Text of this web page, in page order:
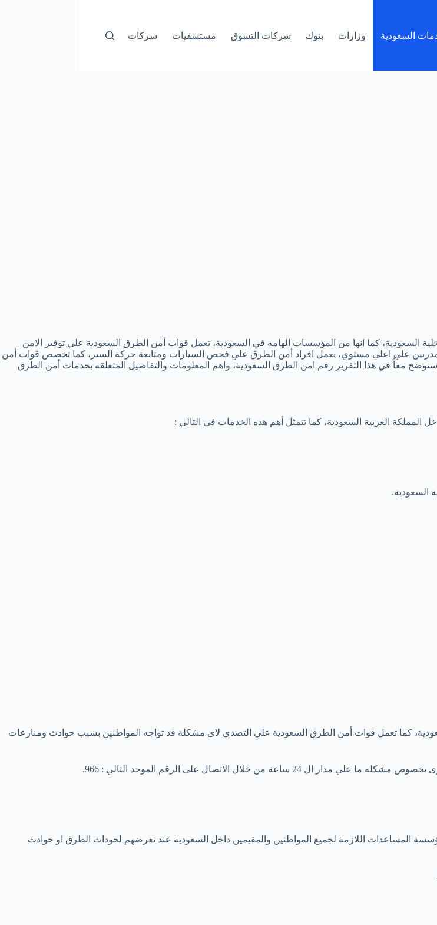
السعودية وزارات بنوك شركات التسوق مستشفيات شركات
السعودية، كما انها من المؤسسات الهامه في السعودية، تعمل قوات أمن الطرق السعودية علي توفير الامن
علي اعلي مستوي، يعمل افراد أمن الطرق علي فحص السيارات ومتابعة حركة السير، كما تخصص قوات أمن
معاً في هذا التقرير رقم امن الطرق السعودية، واهم المعلومات والتفاصيل المتعلقه بخدمات أمن الطرق
المملكة العربية السعودية، كما تتمثل أهم هذه الخدمات في التالي :
السعودية.
كما تعمل قوات أمن الطرق السعودية علي التصدي لاي مشكلة قد تواجه المواطنين بسبب حوادث ومنازعات
خلال الاتصال على الرقم الموحد التالي : 966.
المساعدات اللازمة لجميع المواطنين والمقيمين داخل السعودية عند تعرضهم لحوداث الطرق او حوادث